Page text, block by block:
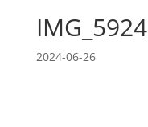
IMG_5924
2024-06-26